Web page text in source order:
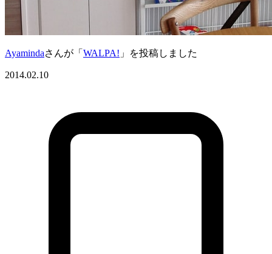
Ayamindaさんが「 WALPA! 」を投稿しました
2014.02.10